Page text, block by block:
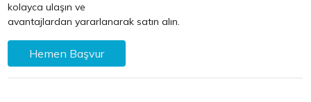
kolayca ulaşın ve
avantajlardan yararlanarak satın alın.
Hemen Başvur